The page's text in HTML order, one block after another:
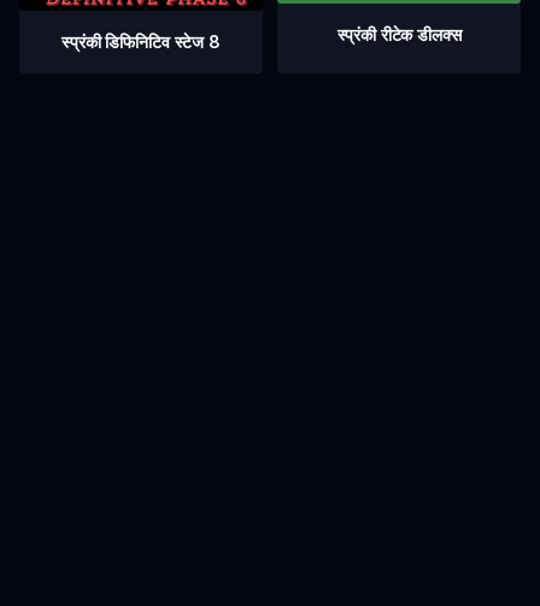
स्प्रंकी डिफिनिटिव स्टेज 8 स्प्रंकी रीटेक डीलक्स